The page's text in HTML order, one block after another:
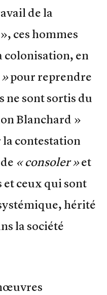
de la
ces hommes
colonisation, en
pour reprendre
ne sont sortis du
Blanchard »
la contestation
« consoler »et
et ceux qui sont
hérité
la société